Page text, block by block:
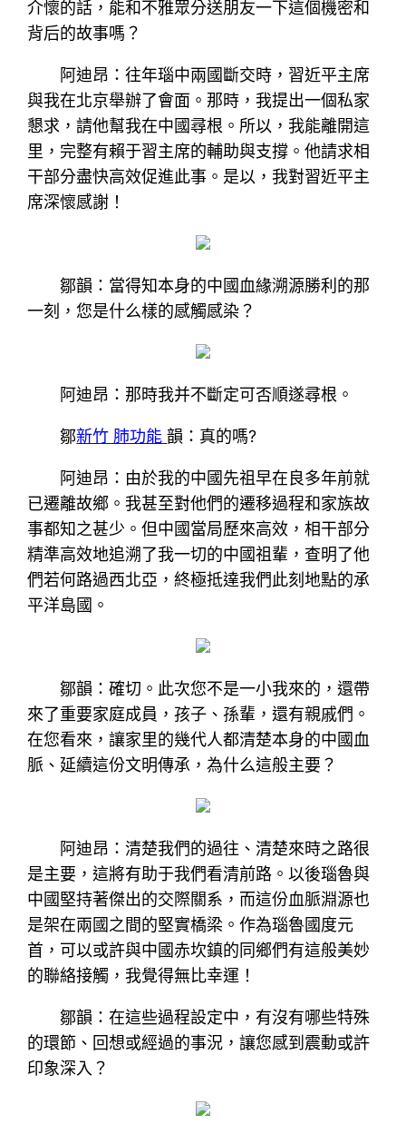
介懷的話，能和不雅眾分送朋友一下這個機密和
背后的故事嗎？
阿迪昂：往年瑙中兩國斷交時，習近平主席
與我在北京舉辦了會面。那時，我提出一個私家
懇求，請他幫我在中國尋根。所以，我能離開這
里，完整有賴于習主席的輔助與支撐。他請求相
干部分盡快高效促進此事。是以，我對習近平主
席深懷感謝！
鄒韻：當得知本身的中國血緣溯源勝利的那
一刻，您是什么樣的感觸感染？
阿迪昂：那時我并不斷定可否順遂尋根。
鄒新竹 肺功能韻：真的嗎?
阿迪昂：由於我的中國先祖早在良多年前就
已遷離故鄉。我甚至對他們的遷移過程和家族故
事都知之甚少。但中國當局歷來高效，相干部分
精準高效地追溯了我一切的中國祖輩，查明了他
們若何路過西北亞，終極抵達我們此刻地點的承
平洋島國。
鄒韻：確切。此次您不是一小我來的，還帶
來了重要家庭成員，孩子、孫輩，還有親戚們。
在您看來，讓家里的幾代人都清楚本身的中國血
脈、延續這份文明傳承，為什么這般主要？
阿迪昂：清楚我們的過往、清楚來時之路很
是主要，這將有助于我們看清前路。以後瑙魯與
中國堅持著傑出的交際關系，而這份血脈淵源也
是架在兩國之間的堅實橋梁。作為瑙魯國度元
首，可以或許與中國赤坎鎮的同鄉們有這般美妙
的聯絡接觸，我覺得無比幸運！
鄒韻：在這些過程設定中，有沒有哪些特殊
的環節、回想或經過的事況，讓您感到震動或許
印象深入？